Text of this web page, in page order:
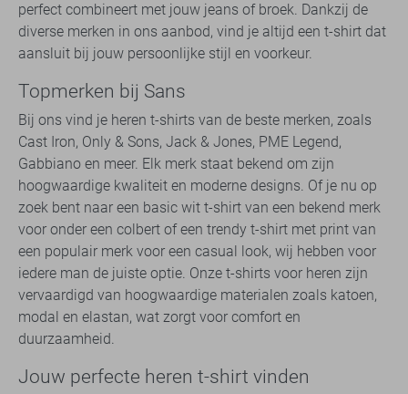
perfect combineert met jouw jeans of broek. Dankzij de
diverse merken in ons aanbod, vind je altijd een t-shirt dat
aansluit bij jouw persoonlijke stijl en voorkeur.
Topmerken bij Sans
Bij ons vind je heren t-shirts van de beste merken, zoals
Cast Iron, Only & Sons, Jack & Jones, PME Legend,
Gabbiano en meer. Elk merk staat bekend om zijn
hoogwaardige kwaliteit en moderne designs. Of je nu op
zoek bent naar een basic wit t-shirt van een bekend merk
voor onder een colbert of een trendy t-shirt met print van
een populair merk voor een casual look, wij hebben voor
iedere man de juiste optie. Onze t-shirts voor heren zijn
vervaardigd van hoogwaardige materialen zoals katoen,
modal en elastan, wat zorgt voor comfort en
duurzaamheid.
Jouw perfecte heren t-shirt vinden